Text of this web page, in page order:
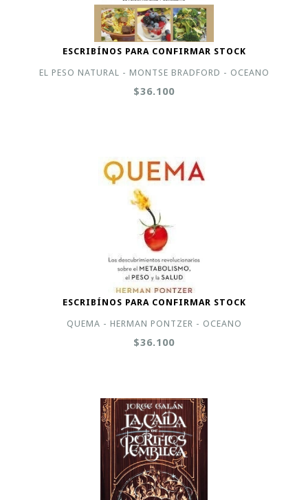
ESCRIBÍNOS PARA CONFIRMAR STOCK
EL PESO NATURAL - MONTSE BRADFORD - OCEANO
$36.100
ESCRIBÍNOS PARA CONFIRMAR STOCK
QUEMA - HERMAN PONTZER - OCEANO
$36.100